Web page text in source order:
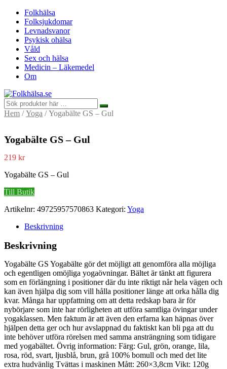
Folkhälsa
Folksjukdomar
Levnadsvanor
Psykisk ohälsa
Våld
Sex och hälsa
Medicin – Läkemedel
Om
Hem /Yoga / Yogabälte GS – Gul
Yogabälte GS – Gul
219 kr
Yogabälte GS – Gul
Till Butik
Artikelnr: 49725957570863 Kategori: Yoga
Beskrivning
Beskrivning
Yogabälte GS Yogabälte gör det möjligt att genomföra alla möjliga
och egentligen omöjliga yogaövningar. Bältet är tänkt att figurera
som en förlängning i positioner där du inte riktigt når hela vägen och
kan även hjälpa dig som vill hålla positioner länge att orka hålla dig
kvar. Många har uppfattning om att detta redskap bara är för
nybörjare som inte har rörligheten att utföra samtliga övingar under
yogaklassen. Men faktum är att även den erfarna kan häpnas över
hjälpen detta ger och hur avslappnad du faktiskt kan bli pga att du
inte behöver utföra rörelsen med samma ansträngning som tidigare
med yogabältet. Övrig information: Färg: Gul, grön, orange, lila,
rosa, röd, svart, ljusblå, brun, grå 100% bomull och med det lite
extra hudvänlig Tvättas i maskinen Mått: 260×3,8cm Vikt: 120g